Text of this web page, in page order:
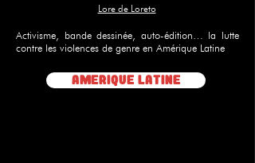
Lore de Loreto
Activisme, bande dessinée, auto-édition… la lutte
contre les violences de genre en Amérique Latine
AmErique Latine